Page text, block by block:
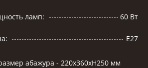
ламп: 60 Вт
Е27
абажура - 220х360хH250 мм